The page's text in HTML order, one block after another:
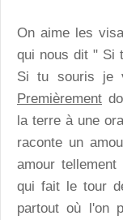
On aime les
qui nous dit " Si
Si tu souris je
Premièrement
la terre à une
raconte un
amour tellement
qui fait le tour
partout où l'on